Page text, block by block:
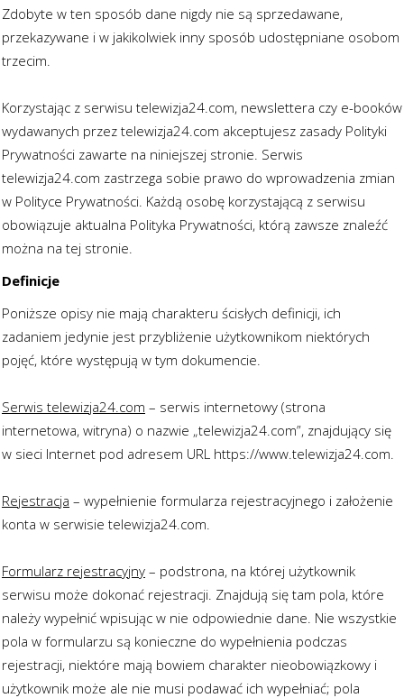
Zdobyte w ten sposób dane nigdy nie są sprzedawane,
przekazywane i w jakikolwiek inny sposób udostępniane osobom
trzecim.
Korzystając z serwisu telewizja24.com, newslettera czy e-booków
wydawanych przez telewizja24.com akceptujesz zasady Polityki
Prywatności zawarte na niniejszej stronie. Serwis
telewizja24.com zastrzega sobie prawo do wprowadzenia zmian
w Polityce Prywatności. Każdą osobę korzystającą z serwisu
obowiązuje aktualna Polityka Prywatności, którą zawsze znaleźć
można na tej stronie.
Definicje
Poniższe opisy nie mają charakteru ścisłych definicji, ich
zadaniem jedynie jest przybliżenie użytkownikom niektórych
pojęć, które występują w tym dokumencie.
Serwis telewizja24.com – serwis internetowy (strona
internetowa, witryna) o nazwie „telewizja24.com”, znajdujący się
w sieci Internet pod adresem URL https://www.telewizja24.com.
Rejestracja – wypełnienie formularza rejestracyjnego i założenie
konta w serwisie telewizja24.com.
Formularz rejestracyjny – podstrona, na której użytkownik
serwisu może dokonać rejestracji. Znajdują się tam pola, które
należy wypełnić wpisując w nie odpowiednie dane. Nie wszystkie
pola w formularzu są konieczne do wypełnienia podczas
rejestracji, niektóre mają bowiem charakter nieobowiązkowy i
użytkownik może ale nie musi podawać ich wypełniać; pola